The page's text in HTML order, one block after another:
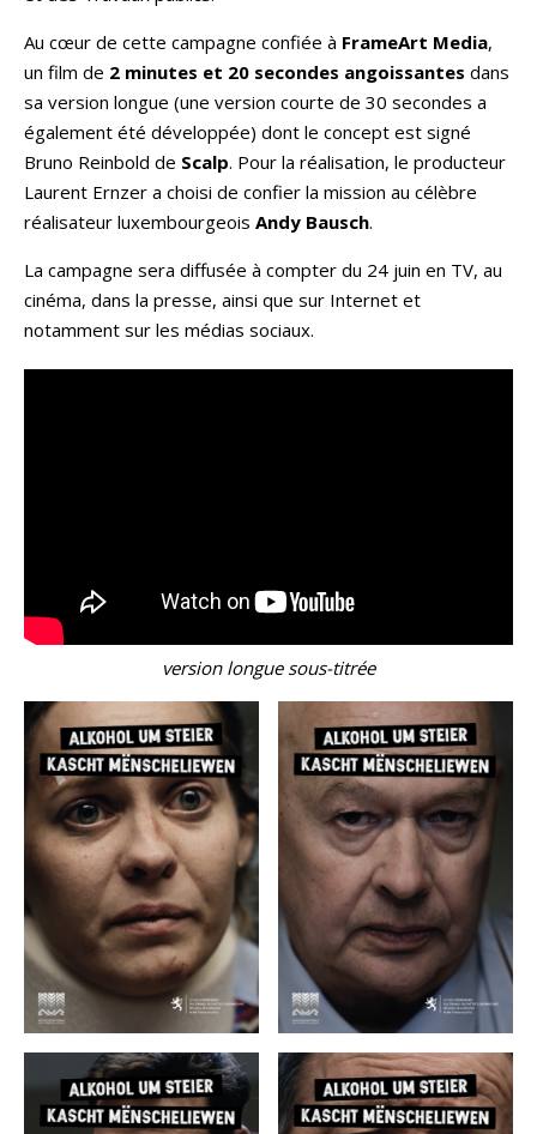
Au cœur de cette campagne confiée à FrameArt Media,
un film de 2 minutes et 20 secondes angoissantes dans
sa version longue (une version courte de 30 secondes a
également été développée) dont le concept est signé
Bruno Reinbold de Scalp. Pour la réalisation, le producteur
Laurent Ernzer a choisi de confier la mission au célèbre
réalisateur luxembourgeois Andy Bausch.
La campagne sera diffusée à compter du 24 juin en TV, au
cinéma, dans la presse, ainsi que sur Internet et
notamment sur les médias sociaux.
version longue sous-titrée